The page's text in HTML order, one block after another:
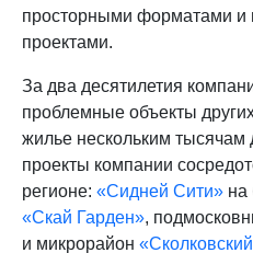
просторными форматами
проектами.
За два десятилетия
проблемные объекты
жилье нескольким
проекты компании
регионе: «Сидней Сити» на
«Скай Гарден»,
и микрорайон